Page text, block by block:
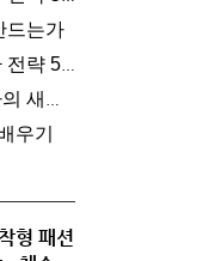
드는가
5가지 …
기준
우기
형 패션